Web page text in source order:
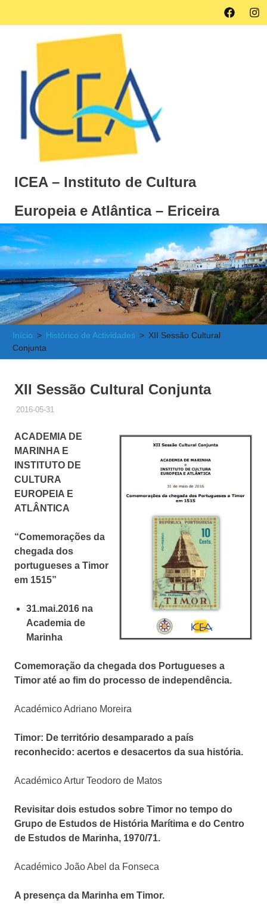
Facebook
ICEA – Instituto de Cultura
Europeia e Atlântica – Ericeira
Instituto
de
Cultura
Europeia
e
Atlântica
Início Histórico de Actividades
XII Sessão Cultural
Conjunta
XII Sessão Cultural Conjunta
2016-05-31ADMINISTRADOR
HISTÓRICO DE ACTIVIDADES
ACADEMIA DE
MARINHA E
INSTITUTO DE
CULTURA
EUROPEIA E
ATLÂNTICA
“Comemorações da
chegada dos
portugueses a Timor
em 1515”
31.mai.2016 na
Academia de
Marinha
Comemoração da chegada dos Portugueses a
Timor até ao fim do processo de independência.
Académico Adriano Moreira
Timor: De território desamparado a país
reconhecido: acertos e desacertos da sua história.
Académico Artur Teodoro de Matos
Revisitar dois estudos sobre Timor no tempo do
Grupo de Estudos de História Marítima e do Centro
de Estudos de Marinha, 1970/71.
Académico João Abel da Fonseca
A presença da Marinha em Timor.